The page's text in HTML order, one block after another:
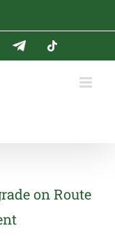
Telegram
on Route